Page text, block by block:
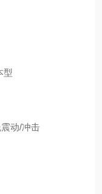
型
动/冲击